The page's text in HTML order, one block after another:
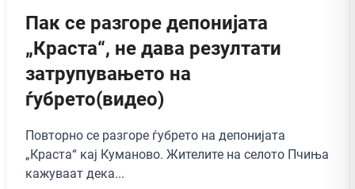
Пак се разгоре депонијата
„Краста“, не дава резултати
затрупувањето на
ѓубрето(видео)
Повторно се разгоре ѓубрето на депонијата
„Краста“ кај Куманово. Жителите на селото Пчиња
кажуваат дека...